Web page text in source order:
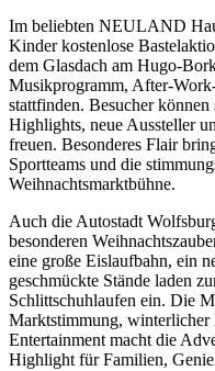
Im beliebten NEULAND
Kinder kostenlose
dem Glasdach am Hugo-
Musikprogramm, After-
stattfinden. Besucher
Highlights, neue Aussteller
freuen. Besonderes Flair
Sportteams und die
Weihnachtsmarktbühne.
Auch die Autostadt
besonderen
eine große Eislaufbahn, ein
geschmückte Stände laden
Schlittschuhlaufen ein. Die
Marktstimmung,
Entertainment macht die
Highlight für Familien,